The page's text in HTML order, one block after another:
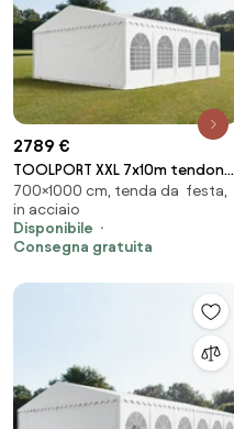
2789 €
TOOLPORT XXL 7x10m tendone
per feste, PVC 1400, telaio
perimetrale, bianco - (7555)
700×1000 cm, tenda da festa,
in acciaio
Disponibile
Consegna gratuita